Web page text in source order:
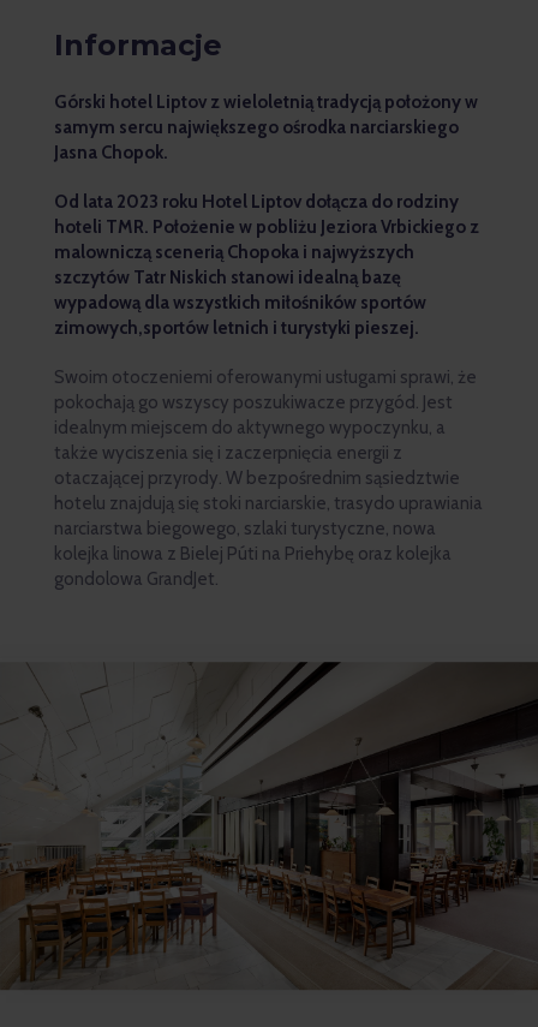
Informacje
Górski hotel Liptov z wieloletnią tradycją położony w
samym sercu największego ośrodka narciarskiego
Jasna Chopok.
Od lata 2023 roku Hotel Liptov dołącza do rodziny
hoteli TMR. Położenie w pobliżu Jeziora Vrbickiego z
malowniczą scenerią Chopoka i najwyższych
szczytów Tatr Niskich stanowi idealną bazę
wypadową dla wszystkich miłośników sportów
zimowych,sportów letnich i turystyki pieszej.
Swoim otoczeniemi oferowanymi usługami sprawi, że
pokochają go wszyscy poszukiwacze przygód. Jest
idealnym miejscem do aktywnego wypoczynku, a
także wyciszenia się i zaczerpnięcia energii z
otaczającej przyrody. W bezpośrednim sąsiedztwie
hotelu znajdują się stoki narciarskie, trasydo uprawiania
narciarstwa biegowego, szlaki turystyczne, nowa
kolejka linowa z Bielej Púti na Priehybę oraz kolejka
gondolowa GrandJet.